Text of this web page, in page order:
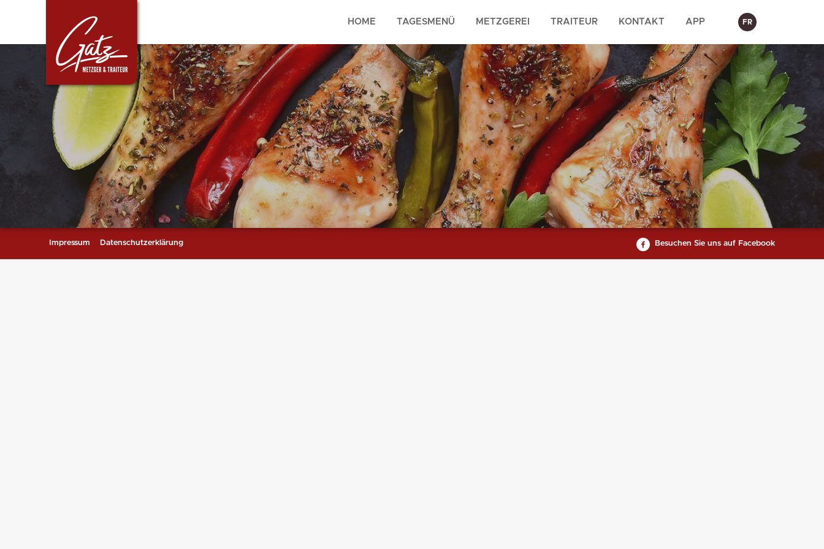
HOME TAGESMENÜ METZGEREI TRAITEUR KONTAKT APP FR
Impressum Datenschutzerklärung Besuchen Sie uns auf Facebook